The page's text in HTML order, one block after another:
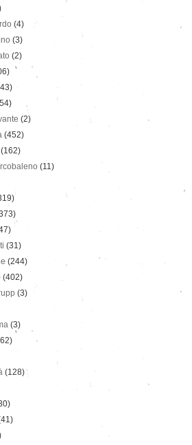
(4)
(3)
(2)
(2)
(452)
(162)
(11)
(31)
(244)
(402)
(3)
(3)
(128)